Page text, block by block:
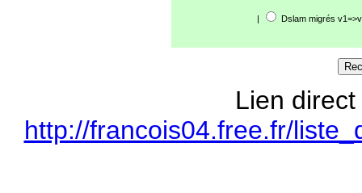
| Dslam migrés
Lien
http://francois04.free.fr/